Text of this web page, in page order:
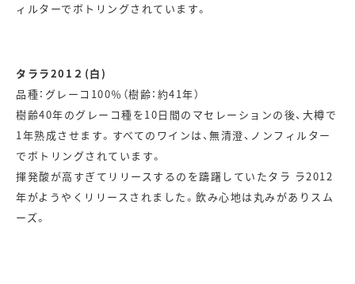
ィルターでボトリングされています。
タララ201２(白)
品種：グレーコ100％（樹齢：約41年）
樹齢40年のグレーコ種を10日間のマセレーションの後、大樽で
1年熟成させます。すべてのワインは、無清澄、ノンフィルター
でボトリングされています。
揮発酸が高すぎてリリースするのを躊躇していたタラ ラ2012
年がようやくリリースされました。飲み心地は丸みがありスム
ーズ。